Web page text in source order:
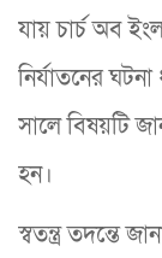
যায় চার্চ অব
নির্যাতনের
সালে বিষয়টি
হন।
স্বতন্ত্র তদন্তে